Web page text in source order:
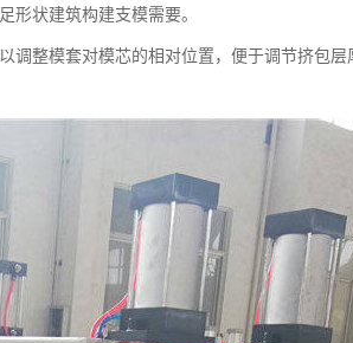
形状建筑构建支模需要。
调整模套对模芯的相对位置，便于调节挤包层